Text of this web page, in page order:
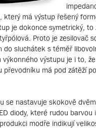
který má výstup řešený
je dokonce symetrický, to
Proto je zesilovač
do sluchátek s téměř
výkonného výstupu je i to,
převodníku má pod zátěží
se nastavuje skokově
diody, které rudou barvou
modře indikují